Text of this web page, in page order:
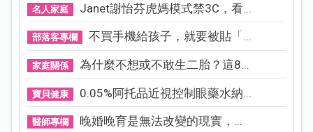
名人家庭 Janet謝怡芬虎媽模式禁3C，看...
部落客專欄 不買手機給孩子，就要被貼「...
家庭關係 為什麼不想或不敢生二胎？這8...
寶貝健康 0.05%阿托品近視控制眼藥水納...
醫師專欄 晚婚晚育是無法改變的現實，...